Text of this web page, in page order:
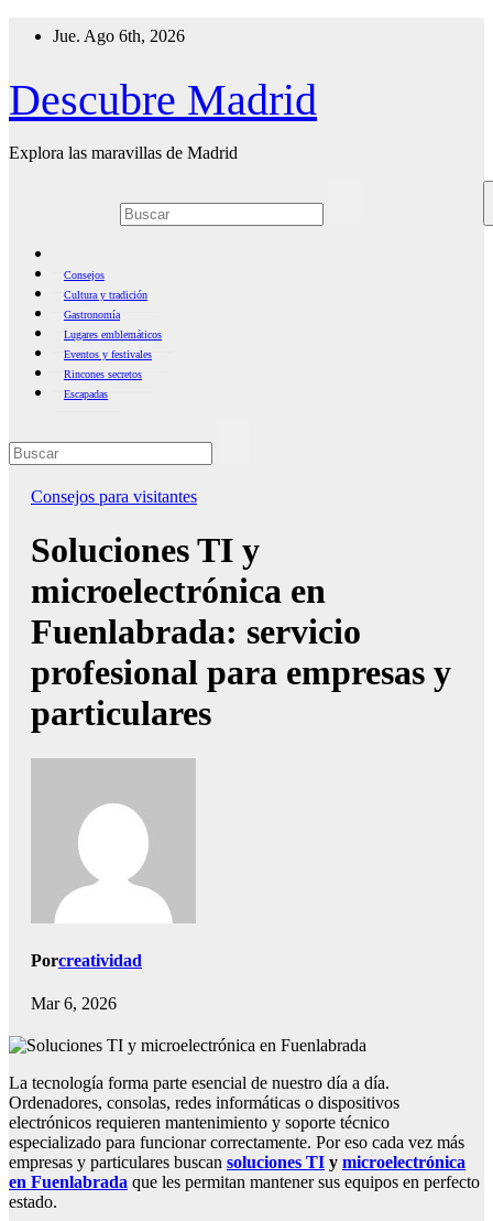
Jue. Ago 6th, 2026
Descubre Madrid
Explora las maravillas de Madrid
Consejos
Cultura y tradición
Gastronomía
Lugares emblemáticos
Eventos y festivales
Rincones secretos
Escapadas
Consejos para visitantes
Soluciones TI y
microelectrónica en
Fuenlabrada: servicio
profesional para empresas y
particulares
Porcreatividad
Mar 6, 2026
La tecnología forma parte esencial de nuestro día a día.
Ordenadores, consolas, redes informáticas o dispositivos
electrónicos requieren mantenimiento y soporte técnico
especializado para funcionar correctamente. Por eso cada vez más
empresas y particulares buscan soluciones TI y microelectrónica
en Fuenlabrada que les permitan mantener sus equipos en perfecto
estado.